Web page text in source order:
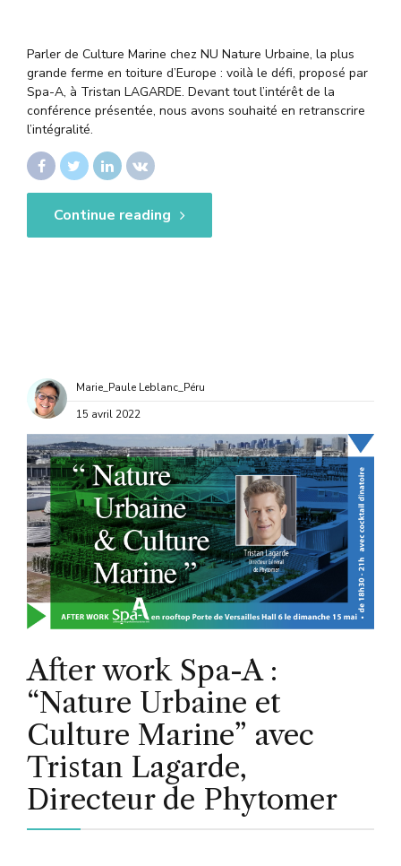
Parler de Culture Marine chez NU Nature Urbaine, la plus
grande ferme en toiture d’Europe : voilà le défi, proposé par
Spa-A, à Tristan LAGARDE. Devant tout l’intérêt de la
conférence présentée, nous avons souhaité en retranscrire
l’intégralité.
Continue reading
Marie_Paule Leblanc_Péru
15 avril 2022
After work Spa-A :
“Nature Urbaine et
Culture Marine” avec
Tristan Lagarde,
Directeur de Phytomer